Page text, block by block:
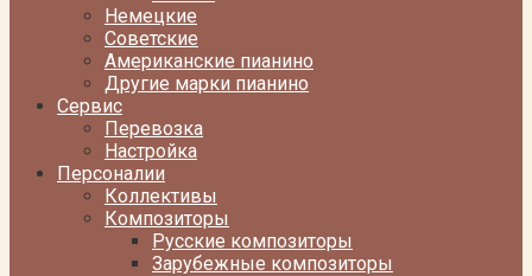
Немецкие
Советские
Американские пианино
Другие марки пианино
Сервис
Перевозка
Настройка
Персоналии
Коллективы
Композиторы
Русские композиторы
Зарубежные композиторы